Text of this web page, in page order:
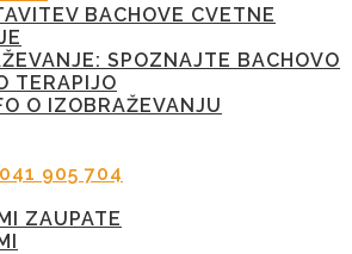
BACHOVE CVETNE
SPOZNAJTE BACHOVO
TERAPIJO
O IZOBRAŽEVANJU
905 704
ZAUPATE